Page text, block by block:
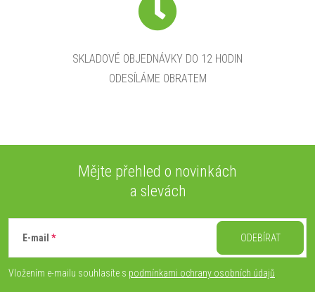
i
SKLADOVÉ OBJEDNÁVKY DO 12 HODIN
ODESÍLÁME OBRATEM
p
Mějte přehled o novinkách
a slevách
E-mail
Vložením e-mailu souhlasíte s podmínkami ochrany osobních údajů
ODEBÍRAT